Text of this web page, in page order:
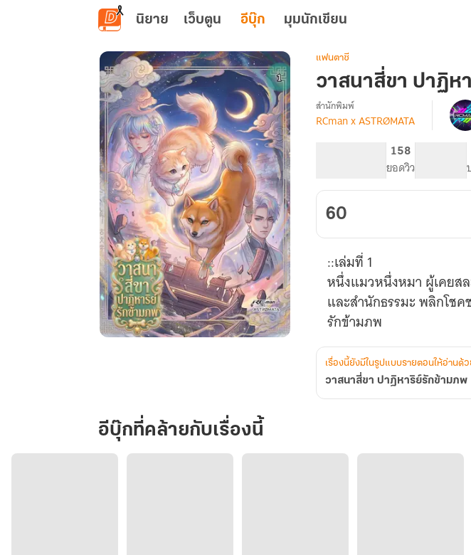
ข้ามไปยังเนื้อหาหลัก
นิยาย เว็บตูน อีบุ๊ก มุมนักเขียน
ข้าม
แฟนตาซี
วาสนาสี่ขา ปาฏิห
เรื่อง
รัก
ข้าม
ภพ
สำนักพิมพ์
RCman x ASTRØMATA
158
ยอดวิว
60
::เล่มที่ 1
หนึ่งแมวหนึ่งหมา ผู้เคยส
และสำนักธรรมะ พลิกโช
รักข้ามภพ
เรื่องนี้ยังมีในรูปแบบรายตอนให้อ่านด้ว
วาสนาสี่ขา ปาฏิหาริย์รักข้ามภพ
อีบุ๊กที่คล้ายกับเรื่องนี้